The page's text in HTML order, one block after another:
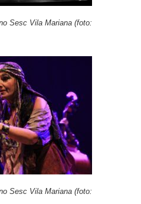
Sesc Vila Mariana (foto:
Sesc Vila Mariana (foto: